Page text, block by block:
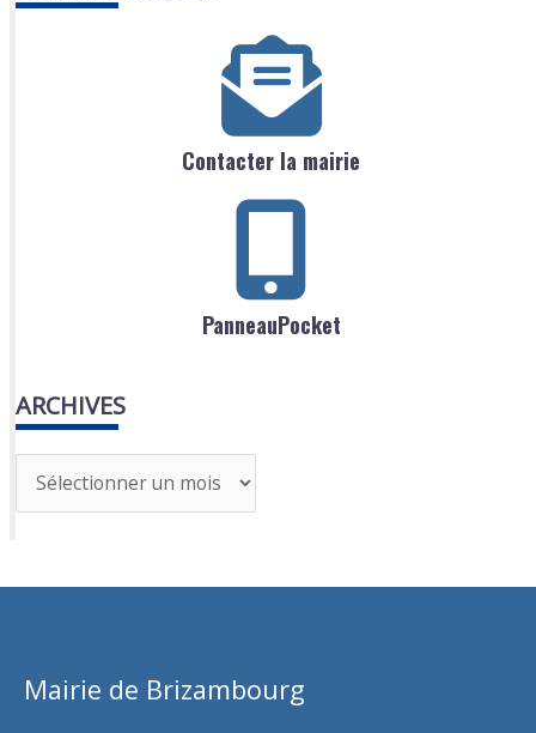
Contacter la mairie
PanneauPocket
ARCHIVES
r
h
Mairie de Brizambourg